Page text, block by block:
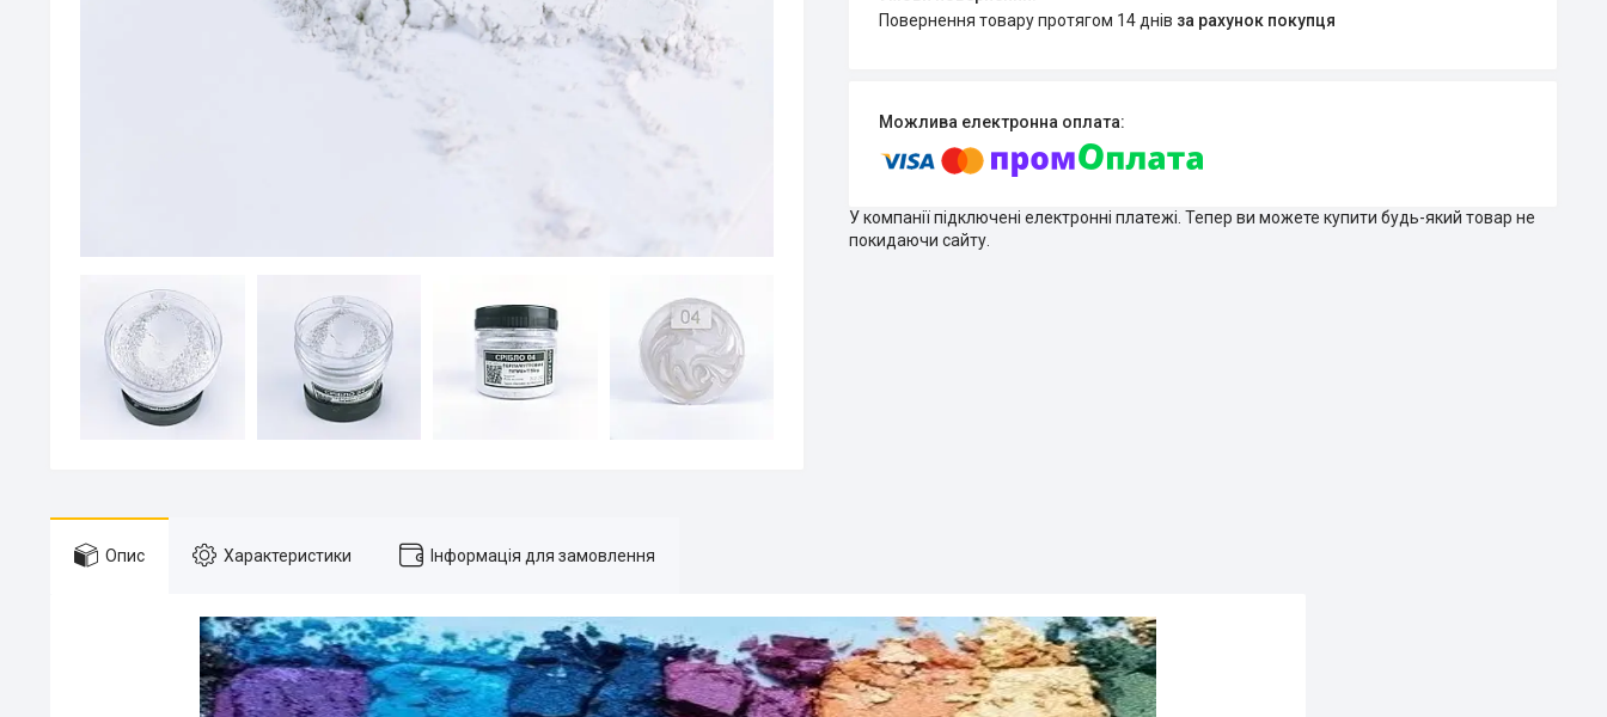
повернення товару протягом 14 днів за рахунок покупця
У компанії підключені електронні платежі. Тепер ви можете купити будь-який товар не
покидаючи сайту.
Опис Характеристики Інформація для замовлення